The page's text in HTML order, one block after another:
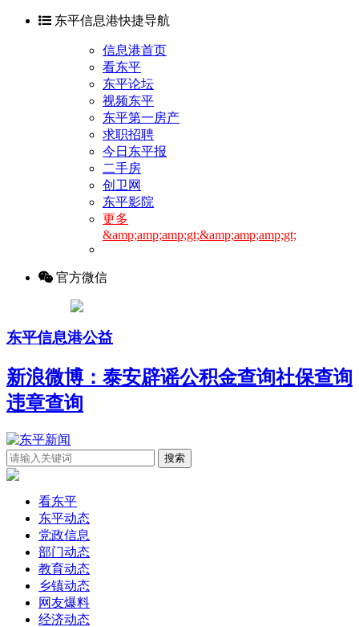
东平信息港快捷导航
信息港首页
看东平
东平论坛
视频东平
东平第一房产
求职招聘
今日东平报
二手房
创卫网
东平影院
更多
&amp;amp;amp;gt;&amp;amp;amp;gt;
官方微信
东平信息港公益
新浪微博：泰安辟谣公积金查询社保查询
违章查询
看东平
东平动态
党政信息
部门动态
教育动态
乡镇动态
网友爆料
经济动态